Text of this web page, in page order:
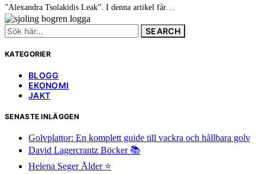
”Alexandra Tsolakidis Leak”. I denna artikel får…
Search
for:
KATEGORIER
BLOGG
EKONOMI
JAKT
SENASTE INLÄGGEN
Golvplattor: En komplett guide till vackra och hållbara golv
David Lagercrantz Böcker 📚
Helena Seger Ålder ⭐️